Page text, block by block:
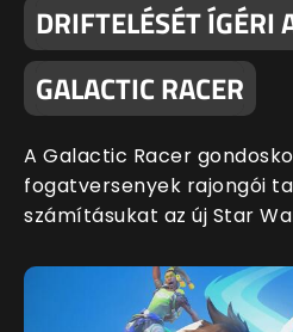
DRIFTELÉSÉT ÍGÉRI
GALACTIC RACER
A Galactic Racer
fogatversenyek rajongói
számításukat az új Star